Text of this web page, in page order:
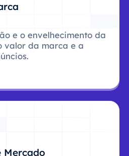
e o envelhecimento da
valor da marca e a
Mercado